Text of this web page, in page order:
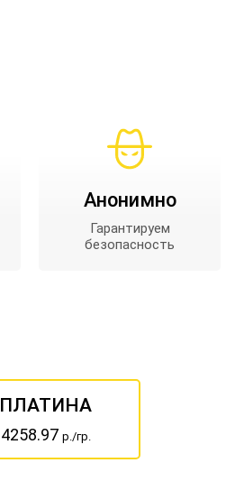
Анонимно
Гарантируем
безопасность
ПЛАТИНА
4258.97 р./гр.